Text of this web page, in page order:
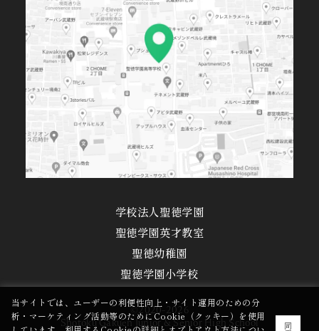
学校法人聖徳学園
聖徳学園英才教室
聖徳幼稚園
聖徳学園小学校
©2020-2026
Shotoku Gakuen Junior & Senior High School
当サイトでは、ユーザーの利便性向上・サイト運用のための分
析・マーケティング活動等のためにCookie（クッキー）を使用
同